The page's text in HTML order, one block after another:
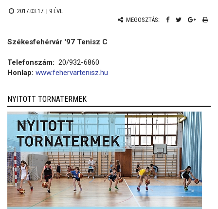
2017.03.17. | 9 ÉVE
MEGOSZTÁS:
Székesfehérvár '97 Tenisz C
Telefonszám: 20/932-6860
Honlap: www.fehervartenisz.hu
NYITOTT TORNATERMEK